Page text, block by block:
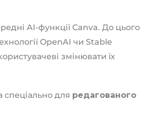
AI-функції Canva. До цього
OpenAI чи Stable
змінювати їх
для редагованого